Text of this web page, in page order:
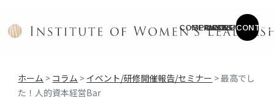
COMPANY
SERVICE
CASES
COLUMN
NEWS
ホーム > コラム > イベント/研修開催報告/セミナー >最高でし
た！人的資本経営Bar